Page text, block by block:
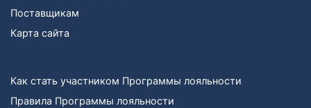
Поставщикам
Карта сайта
Как стать участником Программы лояльности
Правила Программы лояльности